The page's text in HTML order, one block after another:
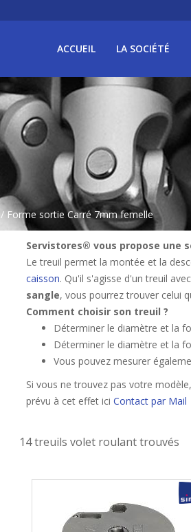
ACCUEIL LA SOCIÉTÉ
/ Forme sortie Carré 7mm femelle
Servistores® vous propose une
Le treuil permet la montée et la
caisson. Qu'il s'agisse d'un treuil
sangle, vous pourrez trouver celui
Comment choisir son treuil ?
Déterminer le diamètre et la
Déterminer le diamètre et la
Vous pouvez mesurer
Si vous ne trouvez pas votre
prévu à cet effet ici Contact par Mail
14 treuils volet roulant trouvés